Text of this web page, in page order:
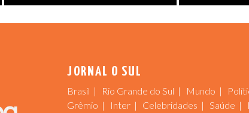
JORNAL O SUL
Brasil Rio Grande do Sul Mundo
Grêmio
Inter Celebridades Saúde